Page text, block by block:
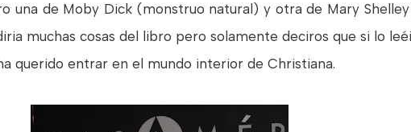
una de Moby Dick (monstruo natural) y otra de Mary
muchas cosas del libro pero solamente deciros que si lo
querido entrar en el mundo interior de Christiana.